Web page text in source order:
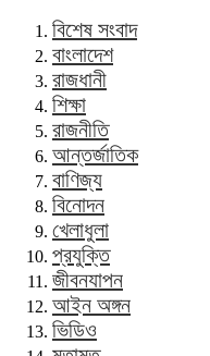
বিশেষ সংবাদ
বাংলাদেশ
রাজধানী
শিক্ষা
রাজনীতি
আন্তর্জাতিক
বাণিজ্য
বিনোদন
খেলাধুলা
প্রযুক্তি
জীবনযাপন
আইন অঙ্গন
ভিডিও